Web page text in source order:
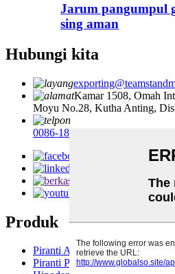
Jarum pangumpul
sing aman
Hubungi kita
Kamar 1508, Omah
Moyu No.28, Kutha Anting,
0086-18621901943
Produk
Piranti Akses Vaskular
Piranti Pangumpul Getih